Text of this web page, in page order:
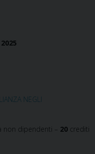
NEGLI
non dipendenti – 20 crediti